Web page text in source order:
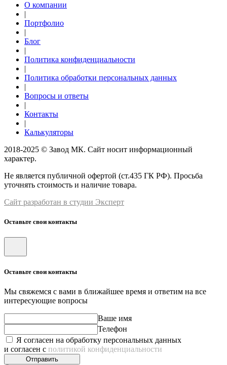
О компании
|
Портфолио
|
Блог
|
Политика конфиденциальности
|
Политика обработки персональных данных
|
Вопросы и ответы
|
Контакты
|
Калькуляторы
2018-2025 © Завод МК. Сайт носит информационный
характер.
Не является публичной офертой (ст.435 ГК РФ). Просьба
уточнять стоимость и наличие товара.
Сайт разработан в студии Эксперт
Оставьте свои контакты
Оставьте свои контакты
Мы свяжемся с вами в ближайшее время и ответим на все
интересующие вопросы
Ваше имя
Телефон
Я согласен на обработку персональных данных
и согласен с политикой конфиденциальности
Отправить